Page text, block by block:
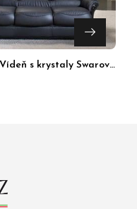
Klasická kožená sedací souprava Vídeň s krystaly Swarovski